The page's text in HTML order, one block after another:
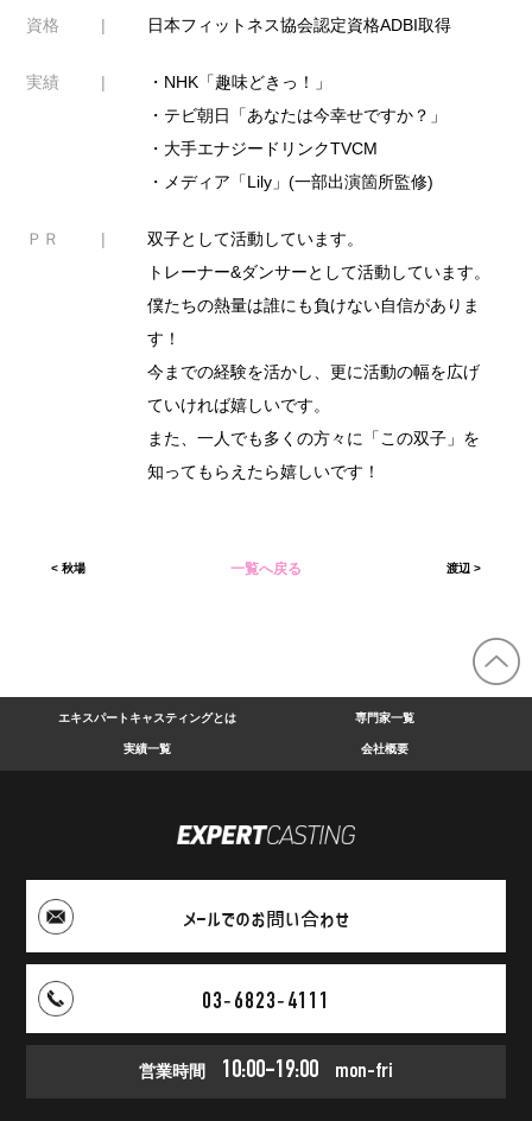
資格 日本フィットネス協会認定資格ADBI取得
実績
・NHK「趣味どきっ！」
・テビ朝日「あなたは今幸せですか？」
・大手エナジードリンクTVCM
・メディア「Lily」(一部出演箇所監修)
ＰＲ
双子として活動しています。
トレーナー&ダンサーとして活動しています。
僕たちの熱量は誰にも負けない自信がありま
す！
今までの経験を活かし、更に活動の幅を広げ
ていければ嬉しいです。
また、一人でも多くの方々に「この双子」を
知ってもらえたら嬉しいです！
< 秋場 一覧へ戻る 渡辺 >
エキスパートキャスティングとは 専門家一覧
実績一覧 会社概要
メールでのお問い合わせ
03‑6823‑4111
営業時間 10:00-19:00 mon-fri